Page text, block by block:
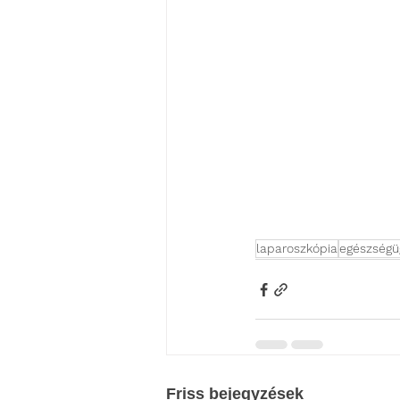
laparoszkópia
Friss bejegyzések